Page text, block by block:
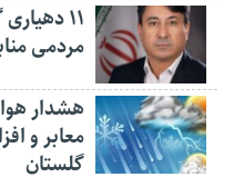
۱۱
مردمی
هشدار
معابر و
گلستان